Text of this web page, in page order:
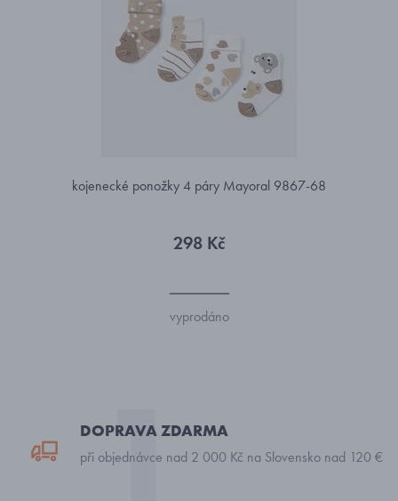
kojenecké ponožky 4 páry Mayoral 9867-68
298 Kč
vyprodáno
DOPRAVA ZDARMA
při objednávce nad 2 000 Kč na Slovensko nad 120 €